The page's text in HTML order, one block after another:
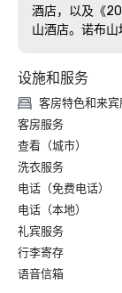
酒店，以及《
设施和服务
客房特色和来宾
客房服务
查看（城市）
洗衣服务
电话（免费电话）
电话（本地）
礼宾服务
行李寄存
语音信箱